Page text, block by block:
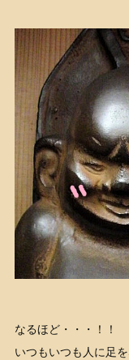
なるほど・・・！！
いつもいつも人に足